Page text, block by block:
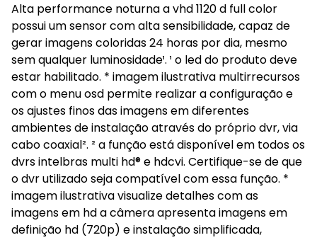
Alta performance noturna a vhd 1120 d full color
possui um sensor com alta sensibilidade, capaz de
gerar imagens coloridas 24 horas por dia, mesmo
sem qualquer luminosidade¹. ¹ o led do produto deve
estar habilitado. * imagem ilustrativa multirrecursos
com o menu osd permite realizar a configuração e
os ajustes finos das imagens em diferentes
ambientes de instalação através do próprio dvr, via
cabo coaxial². ² a função está disponível em todos os
dvrs intelbras multi hd® e hdcvi. Certifique-se de que
o dvr utilizado seja compatível com essa função. *
imagem ilustrativa visualize detalhes com as
imagens em hd a câmera apresenta imagens em
definição hd (720p) e instalação simplificada,